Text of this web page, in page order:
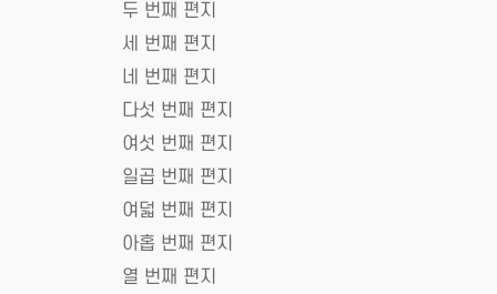
두 번째 편지
세 번째 편지
네 번째 편지
다섯 번째 편지
여섯 번째 편지
일곱 번째 편지
여덟 번째 편지
아홉 번째 편지
열 번째 편지